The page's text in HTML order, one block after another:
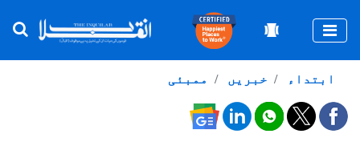
ممبئی خبریں ابتداء